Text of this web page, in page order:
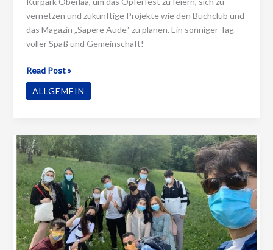
vernetzen und zukünftige Projekte wie den Buchclub und
das Magazin „Sapere Aude“ zu planen. Ein sonniger Tag
voller Spaß und Gemeinschaft!
Wir
stellen
unsere
Read Post »
ALLGEMEIN